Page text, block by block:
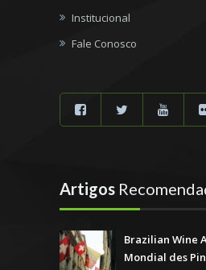
Institucional
Fale Conosco
Artigos
Brazilian Wine
Mondial des